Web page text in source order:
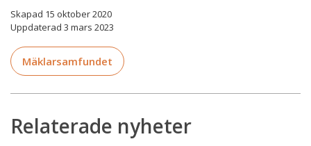
Skapad 15 oktober 2020
Uppdaterad 3 mars 2023
Mäklarsamfundet
Relaterade nyheter